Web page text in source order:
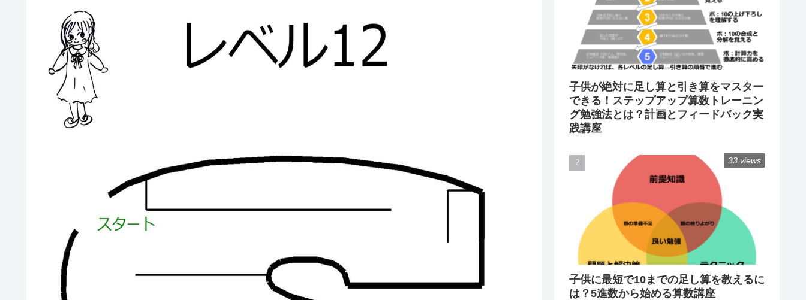
子供が絶対に足し算と引き算をマスター
できる！ステップアップ算数トレーニン
グ勉強法とは？計画とフィードバック実
践講座
子供に最短で10までの足し算を教えるに
は？5進数から始める算数講座
33 views